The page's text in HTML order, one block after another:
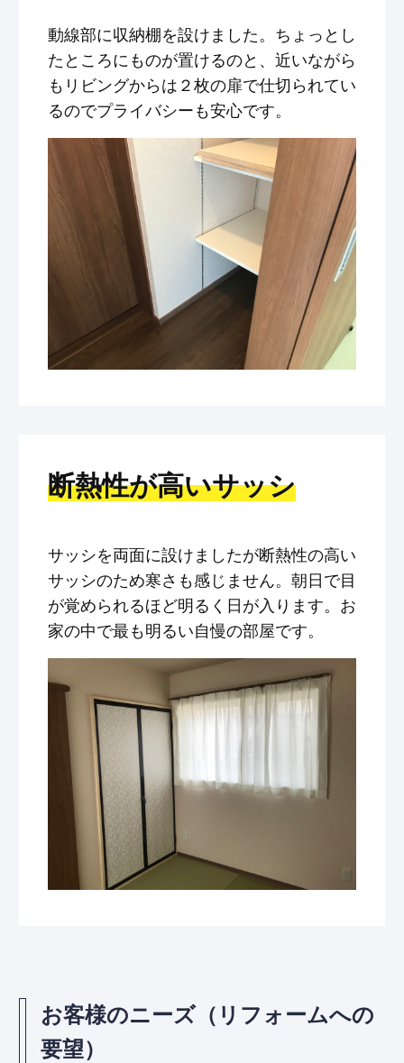
動線部に収納棚を設けました。ちょっとし
たところにものが置けるのと、近いながら
もリビングからは２枚の扉で仕切られてい
るのでプライバシーも安心です。
断熱性が高いサッシ
サッシを両面に設けましたが断熱性の高い
サッシのため寒さも感じません。朝日で目
が覚められるほど明るく日が入ります。お
家の中で最も明るい自慢の部屋です。
お客様のニーズ（リフォームへの
要望）